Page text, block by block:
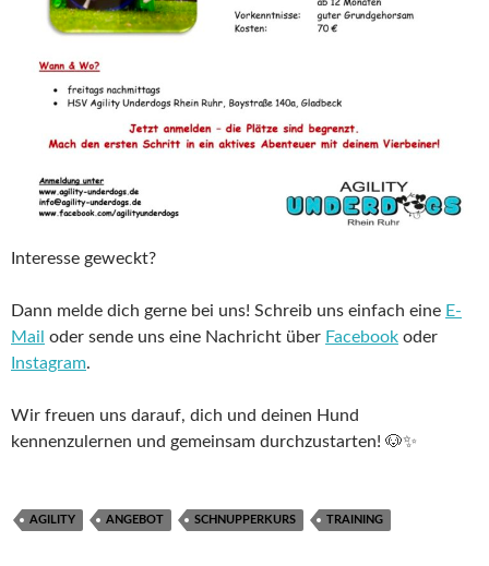
Interesse geweckt?
Dann melde dich gerne bei uns! Schreib uns einfach eine E-
Mail oder sende uns eine Nachricht über Facebook oder
Instagram.
Wir freuen uns darauf, dich und deinen Hund
kennenzulernen und gemeinsam durchzustarten! 🐶✨
AGILITY ANGEBOT SCHNUPPERKURS TRAINING